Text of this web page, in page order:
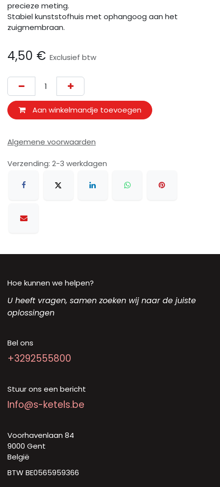
precieze meting.
Stabiel kunststofhuis met ophangoog aan het
zuigmembraan.
4,50 € Exclusief btw
Aan winkelmandje toevoegen
Algemene voorwaarden
Verzending: 2-3 werkdagen
Hoe kunnen we helpen?
U heeft vragen, samen zoeken wij naar de juiste
oplossingen
Bel ons
+3292555800
Stuur ons een bericht
Info@s-ketels.be
Voorhavenlaan 84
9000 Gent
België
BTW BE0565959366